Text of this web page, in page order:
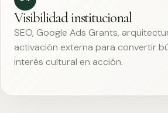
Visibilidad institucional
SEO, Google Ads Grants,
activación externa para convertir
interés cultural en acción.